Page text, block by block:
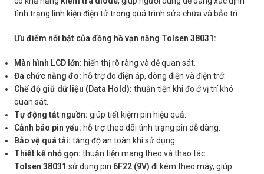
tình trạng linh kiện điện tử trong quá trình sửa chữa và bảo trì.
Ưu điểm nổi bật của đồng hồ vạn năng Tolsen 38031:
Màn hình LCD lớn: hiển thị rõ ràng và dễ quan sát.
Đa chức năng đo: hỗ trợ đo điện áp, dòng điện và điện trở.
Chế độ giữ dữ liệu (Data Hold): thuận tiện khi đo ở vị trí khó
quan sát.
Tự động tắt nguồn: giúp tiết kiệm pin hiệu quả.
Cảnh báo pin yếu: hỗ trợ theo dõi tình trạng pin dễ dàng.
Bảo vệ quá tải: tăng độ an toàn khi sử dụng.
Thiết kế nhỏ gọn: thuận tiện mang theo và thao tác.
Tolsen 38031 sử dụng pin 6F22 (9V) đi kèm theo máy, giúp